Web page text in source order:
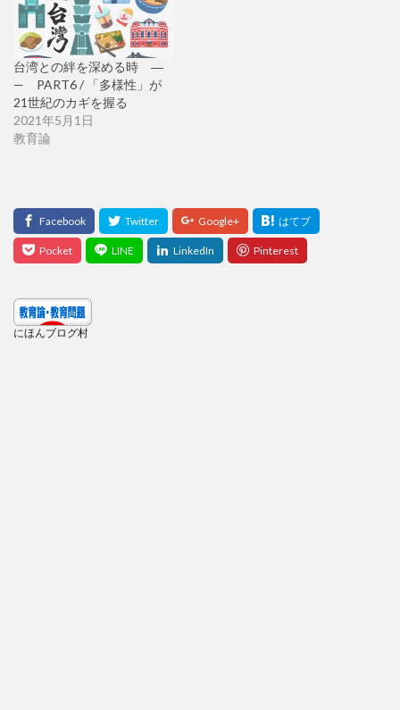
台湾との絆を深める時 ―
— PART6 / 「多様性」が
21世紀のカギを握る
2021年5月1日
教育論
にほんブログ村